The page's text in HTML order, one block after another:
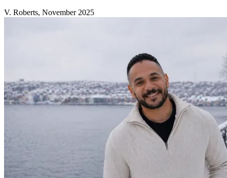
V. Roberts, November 2025